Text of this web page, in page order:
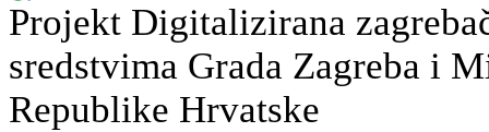
Projekt Digitalizirana
sredstvima Grada Zagreba i
Republike Hrvatske